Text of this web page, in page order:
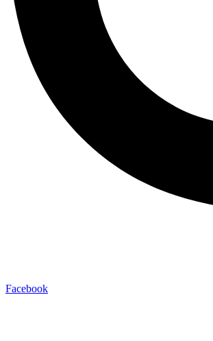
Facebook